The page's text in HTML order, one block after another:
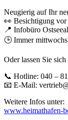
Neugierig auf Ihr
👀 Besichtigung vor
📍 Infobüro
🕒 Immer
Oder lassen Sie
📞 Hotline: 040 –
📧 E-Mail:
Weitere Infos unter:
www.heimathafen-